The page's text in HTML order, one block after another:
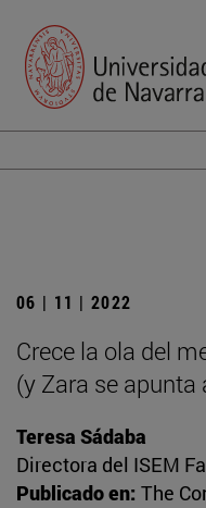
06 | 11 | 2022
Crece la ola del
(y Zara se apunta
Teresa Sádaba
Directora del ISEM
Publicado en: The